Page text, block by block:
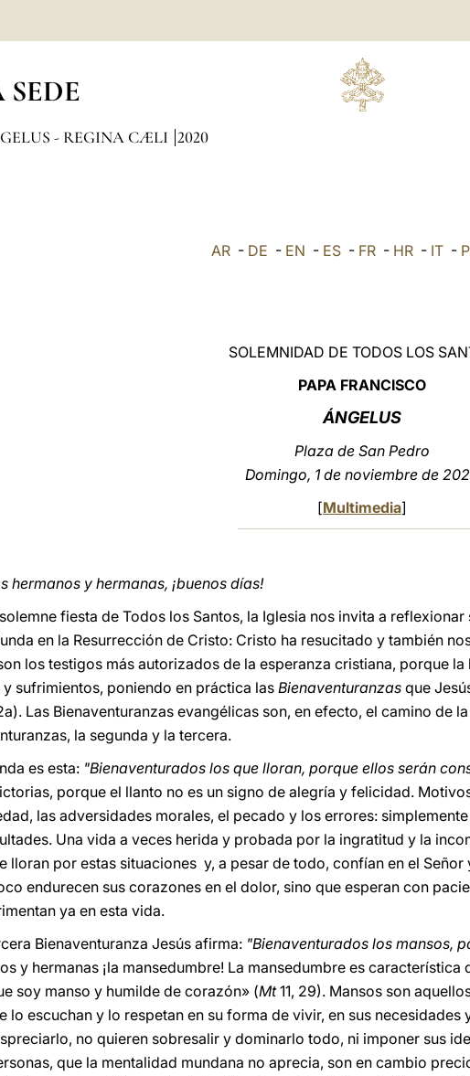
- REGINA CÆLI 2020
AR- DE - EN - ES- FR- HR- IT-
SOLEMNIDAD DE TODOS LOS
PAPA FRANCISCO
ÁNGELUS
Plaza de San Pedro
Domingo, 1 de noviembre de
[Multimedia]
hermanos y hermanas, ¡buenos días!
fiesta de Todos los Santos, la Iglesia nos invita a reflexionar
en la Resurrección de Cristo: Cristo ha resucitado y también
los testigos más autorizados de la esperanza cristiana, porque
sufrimientos, poniendo en práctica las Bienaventuranzas que
Las Bienaventuranzas evangélicas son, en efecto, el camino de
la segunda y la tercera.
es esta: "Bienaventurados los que lloran, porque ellos serán
porque el llanto no es un signo de alegría y felicidad.
las adversidades morales, el pecado y los errores:
Una vida a veces herida y probada por la ingratitud y la
lloran por estas situaciones y, a pesar de todo, confían en el
endurecen sus corazones en el dolor, sino que esperan con
ya en esta vida.
Bienaventuranza Jesús afirma: "Bienaventurados los mansos,
y hermanas ¡la mansedumbre! La mansedumbre es
soy manso y humilde de corazón» (Mt11, 29). Mansos son
lo escuchan y lo respetan en su forma de vivir, en sus
no quieren sobresalir y dominarlo todo, ni imponer sus
que la mentalidad mundana no aprecia, son en cambio